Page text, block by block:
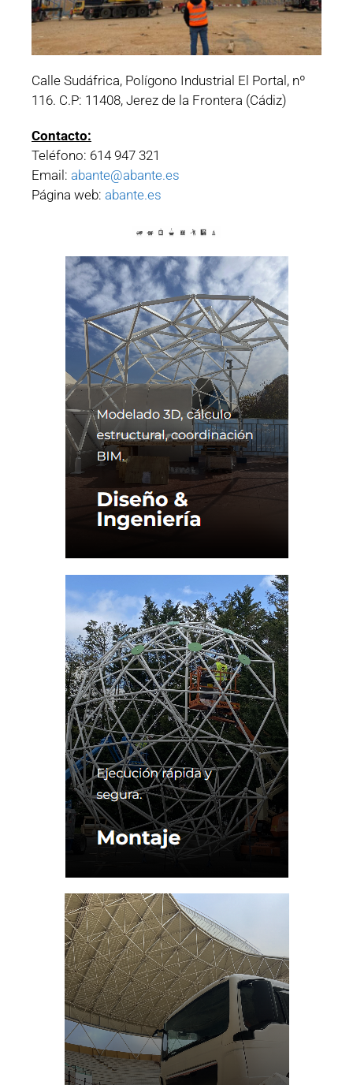
Calle Sudáfrica, Polígono Industrial El Portal, nº
116. C.P: 11408, Jerez de la Frontera (Cádiz)
Contacto:
Teléfono: 614 947 321
Email: abante@abante.es
Página web: abante.es